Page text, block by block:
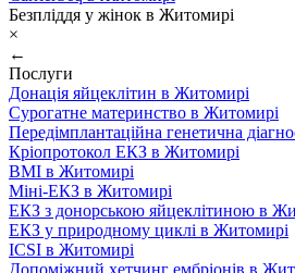
Безпліддя у жінок в Житомирі
×
←
Послуги
Донація яйцеклітин в Житомирі
Сурогатне материнство в Житомирі
Передімплантаційна генетична
Кріопротокол ЕКЗ в Житомирі
ВМІ в Житомирі
Міні-ЕКЗ в Житомирі
ЕКЗ з донорською яйцеклітиною в
ЕКЗ у природному циклі в Житомирі
ICSI в Житомирі
Допоміжний хетчинг ембріонів в